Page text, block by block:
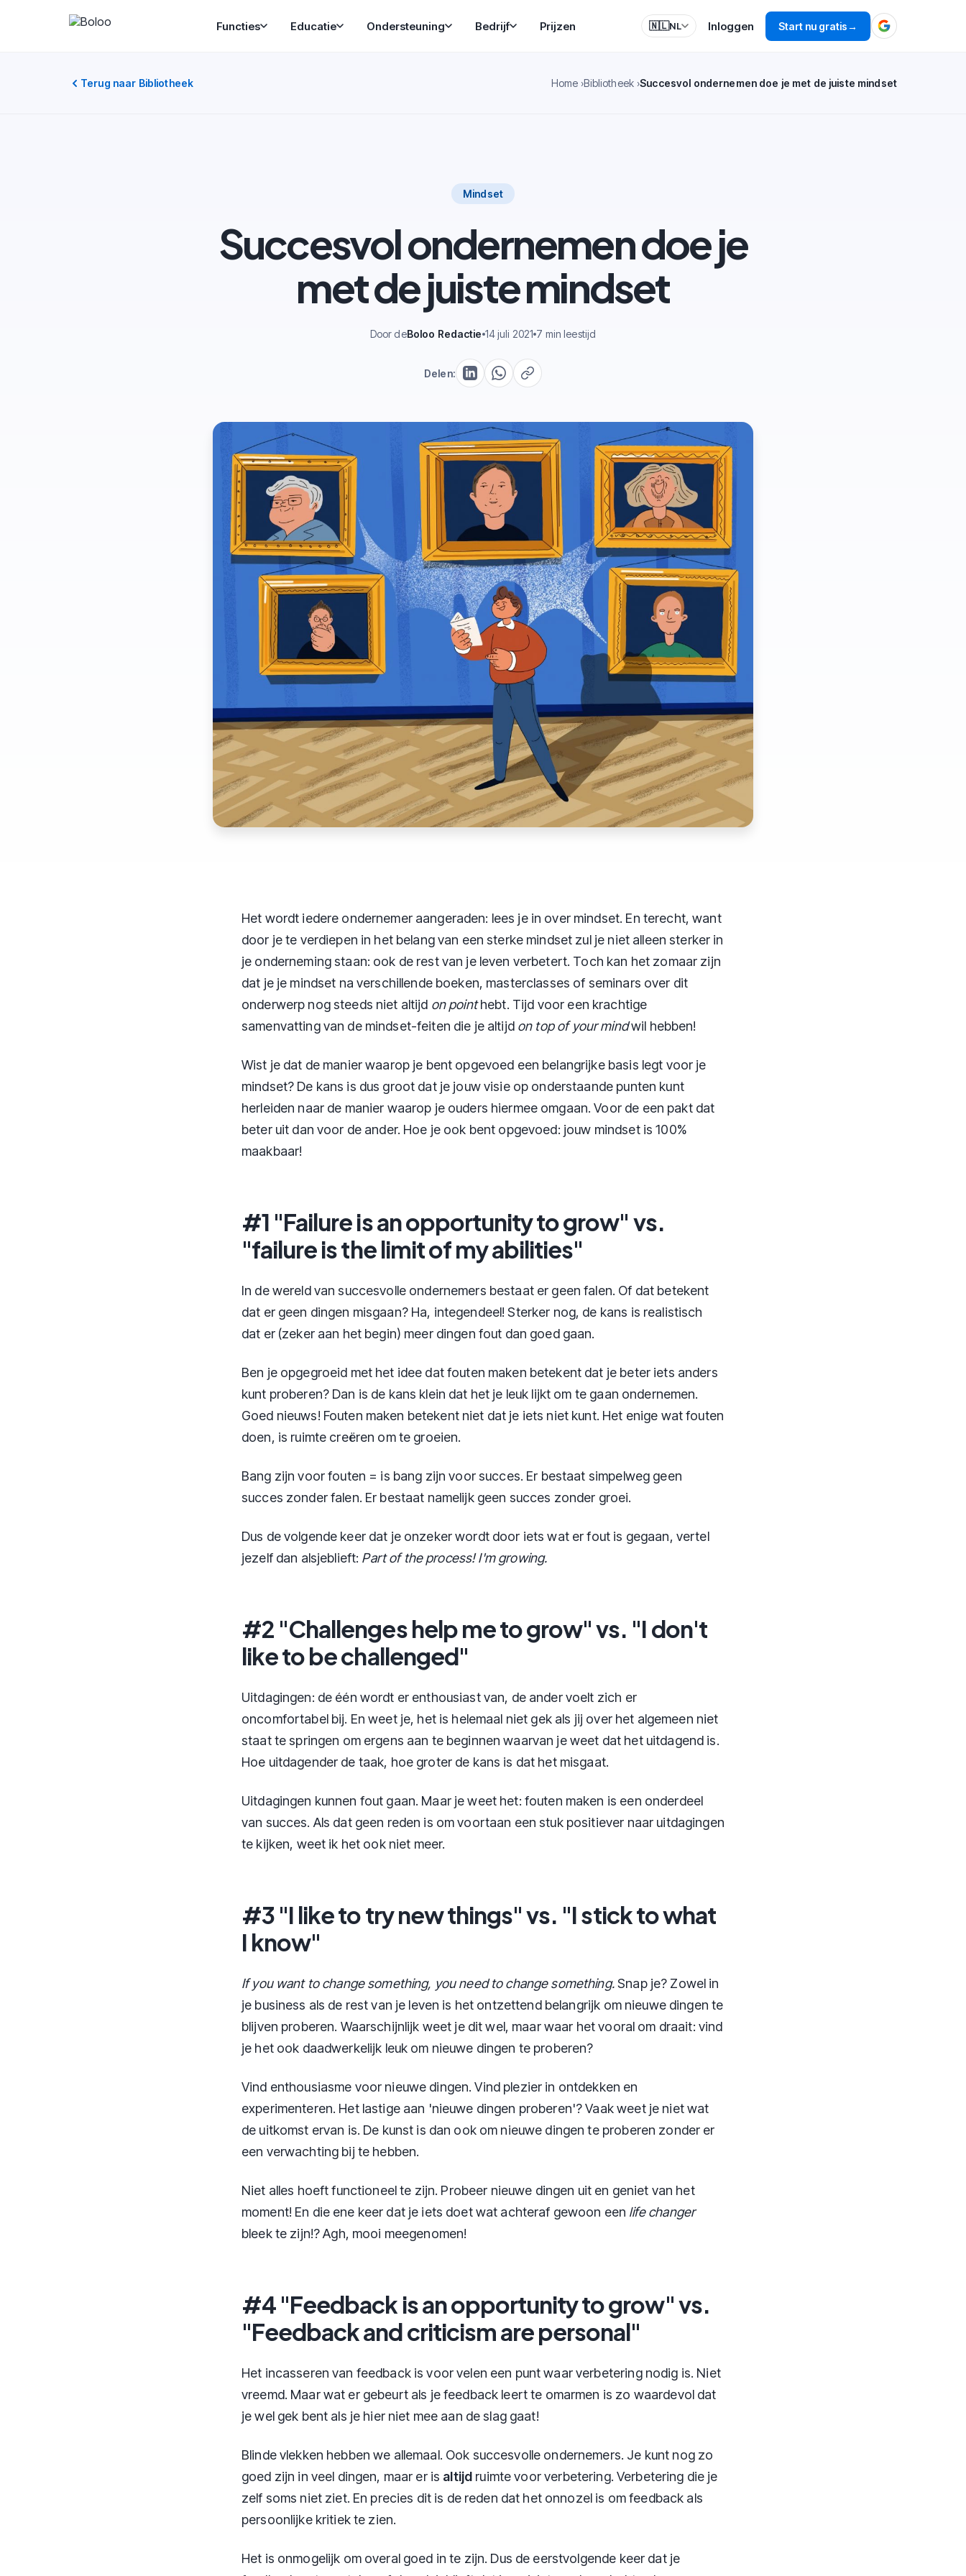
Functies Educatie Ondersteuning Bedrijf Prijzen 🇳🇱NL Inloggen Start nu gratis→
Terug naar Bibliotheek Home Bibliotheek Succesvol ondernemen doe je met de juiste mindset
Mindset
Succesvol ondernemen doe je
met de juiste mindset
Door deBoloo Redactie 14 juli 2021 7 min leestijd
Delen:
Het wordt iedere ondernemer aangeraden: lees je in over mindset. En terecht, want
door je te verdiepen in het belang van een sterke mindset zul je niet alleen sterker in
je onderneming staan: ook de rest van je leven verbetert. Toch kan het zomaar zijn
dat je je mindset na verschillende boeken, masterclasses of seminars over dit
onderwerp nog steeds niet altijd on pointhebt. Tijd voor een krachtige
samenvatting van de mindset-feiten die je altijd on top of your mindwil hebben!
Wist je dat de manier waarop je bent opgevoed een belangrijke basis legt voor je
mindset? De kans is dus groot dat je jouw visie op onderstaande punten kunt
herleiden naar de manier waarop je ouders hiermee omgaan. Voor de een pakt dat
beter uit dan voor de ander. Hoe je ook bent opgevoed: jouw mindset is 100%
maakbaar!
#1 "Failure is an opportunity to grow" vs.
"failure is the limit of my abilities"
In de wereld van succesvolle ondernemers bestaat er geen falen. Of dat betekent
dat er geen dingen misgaan? Ha, integendeel! Sterker nog, de kans is realistisch
dat er (zeker aan het begin) meer dingen fout dan goed gaan.
Ben je opgegroeid met het idee dat fouten maken betekent dat je beter iets anders
kunt proberen? Dan is de kans klein dat het je leuk lijkt om te gaan ondernemen.
Goed nieuws! Fouten maken betekent niet dat je iets niet kunt. Het enige wat fouten
doen, is ruimte creëren om te groeien.
Bang zijn voor fouten = is bang zijn voor succes. Er bestaat simpelweg geen
succes zonder falen. Er bestaat namelijk geen succes zonder groei.
Dus de volgende keer dat je onzeker wordt door iets wat er fout is gegaan, vertel
jezelf dan alsjeblieft: Part of the process! I'm growing.
#2 "Challenges help me to grow" vs. "I don't
like to be challenged"
Uitdagingen: de één wordt er enthousiast van, de ander voelt zich er
oncomfortabel bij. En weet je, het is helemaal niet gek als jij over het algemeen niet
staat te springen om ergens aan te beginnen waarvan je weet dat het uitdagend is.
Hoe uitdagender de taak, hoe groter de kans is dat het misgaat.
Uitdagingen kunnen fout gaan. Maar je weet het: fouten maken is een onderdeel
van succes. Als dat geen reden is om voortaan een stuk positiever naar uitdagingen
te kijken, weet ik het ook niet meer.
#3 "I like to try new things" vs. "I stick to what
I know"
If you want to change something, you need to change something.Snap je? Zowel in
je business als de rest van je leven is het ontzettend belangrijk om nieuwe dingen te
blijven proberen. Waarschijnlijk weet je dit wel, maar waar het vooral om draait: vind
je het ook daadwerkelijk leuk om nieuwe dingen te proberen?
Vind enthousiasme voor nieuwe dingen. Vind plezier in ontdekken en
experimenteren. Het lastige aan 'nieuwe dingen proberen'? Vaak weet je niet wat
de uitkomst ervan is. De kunst is dan ook om nieuwe dingen te proberen zonder er
een verwachting bij te hebben.
Niet alles hoeft functioneel te zijn. Probeer nieuwe dingen uit en geniet van het
moment! En die ene keer dat je iets doet wat achteraf gewoon een life changer
bleek te zijn!? Agh, mooi meegenomen!
#4 "Feedback is an opportunity to grow" vs.
"Feedback and criticism are personal"
Het incasseren van feedback is voor velen een punt waar verbetering nodig is. Niet
vreemd. Maar wat er gebeurt als je feedback leert te omarmen is zo waardevol dat
je wel gek bent als je hier niet mee aan de slag gaat!
Blinde vlekken hebben we allemaal. Ook succesvolle ondernemers. Je kunt nog zo
goed zijn in veel dingen, maar er is altijd ruimte voor verbetering. Verbetering die je
zelf soms niet ziet. En precies dit is de reden dat het onnozel is om feedback als
persoonlijke kritiek te zien.
Het is onmogelijk om overal goed in te zijn. Dus de eerstvolgende keer dat je